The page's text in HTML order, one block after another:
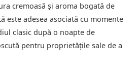
cremoasă și aroma bogată de
este adesea asociată cu momente
clasic după o noapte de
pentru proprietățile sale de a